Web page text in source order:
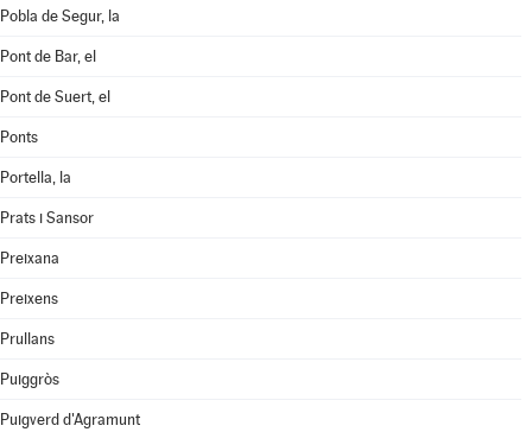
Pobla de Segur, la
Pont de Bar, el
Pont de Suert, el
Ponts
Portella, la
Prats i Sansor
Preixana
Preixens
Prullans
Puiggròs
Puigverd d'Agramunt